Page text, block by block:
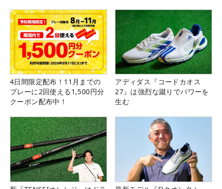
4日間限定配布！11月までの
プレーに2回使える1,500円分
クーポン配布中！
アディダス『コードカオス
27』は強烈な蹴りでパワーを
生む